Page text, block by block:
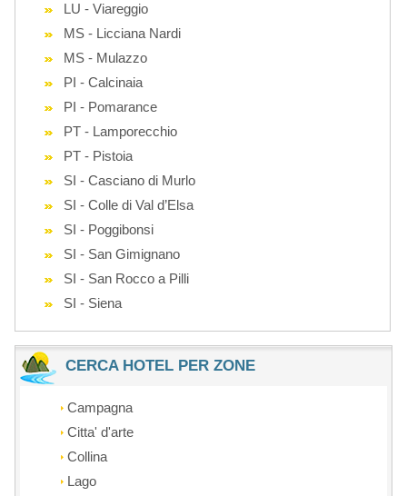
LU - Viareggio
MS - Licciana Nardi
MS - Mulazzo
PI - Calcinaia
PI - Pomarance
PT - Lamporecchio
PT - Pistoia
SI - Casciano di Murlo
SI - Colle di Val d’Elsa
SI - Poggibonsi
SI - San Gimignano
SI - San Rocco a Pilli
SI - Siena
CERCA HOTEL PER ZONE
Campagna
Citta' d'arte
Collina
Lago